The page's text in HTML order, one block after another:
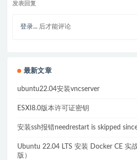
发表回复
登录... 后才能评论
最新文章
ubuntu22.04安装vncserver
ESXI8.0版本许可证密钥
安装ssh报错needrestart is skipped
Ubuntu 22.04 LTS 安装 Docker CE 实
版）